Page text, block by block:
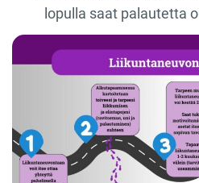
lopulla saat palautetta